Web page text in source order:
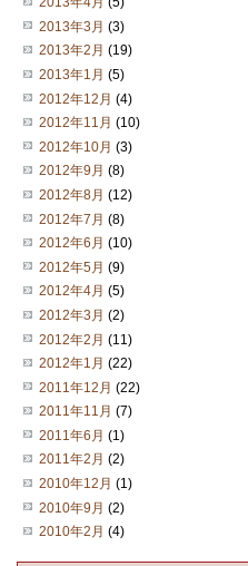
2013年3月 (3)
2013年2月 (19)
2013年1月 (5)
2012年12月 (4)
2012年11月 (10)
2012年10月 (3)
2012年9月 (8)
2012年8月 (12)
2012年7月 (8)
2012年6月 (10)
2012年5月 (9)
2012年4月 (5)
2012年3月 (2)
2012年2月 (11)
2012年1月 (22)
2011年12月 (22)
2011年11月 (7)
2011年6月 (1)
2011年2月 (2)
2010年12月 (1)
2010年9月 (2)
2010年2月 (4)